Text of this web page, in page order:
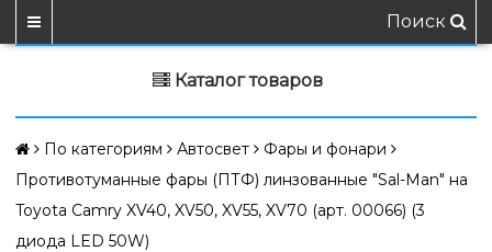
Поиск
Каталог товаров
По категориям Автосвет
Фары и фонари
Противотуманные фары (ПТФ) линзованные "Sal-Man" на
Toyota Camry XV40, XV50, XV55, XV70 (арт. 00066) (3
диода LED 50W)